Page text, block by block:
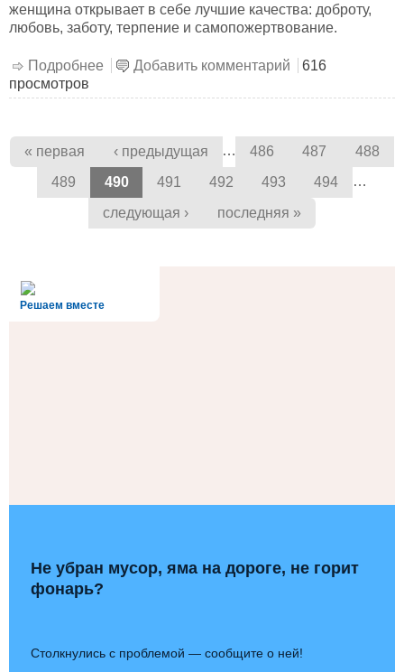
женщина открывает в себе лучшие качества: доброту,
любовь, заботу, терпение и самопожертвование.
Подробнее о «Образ матери в искусстве» (ко Дню
Добавить комментарий
616
просмотров
Страницы
« первая ‹ предыдущая … 486 487
488
489
490 491 492 493 494 …
следующая › последняя »
Решаем вместе
Не убран мусор, яма на дороге, не горит
фонарь?
Столкнулись с проблемой — сообщите о ней!